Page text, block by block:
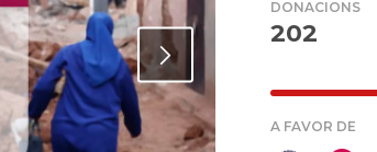
DONACIONS
202
A FAVOR DE